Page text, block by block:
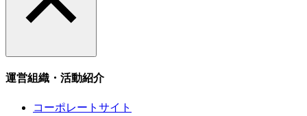
運営組織・活動紹介
コーポレートサイト